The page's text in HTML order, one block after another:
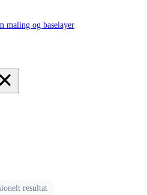
maling og baselayer
resultat